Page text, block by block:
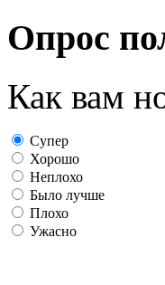
Опрос
Как вам
Супер
Хорошо
Неплохо
Было лучше
Плохо
Ужасно